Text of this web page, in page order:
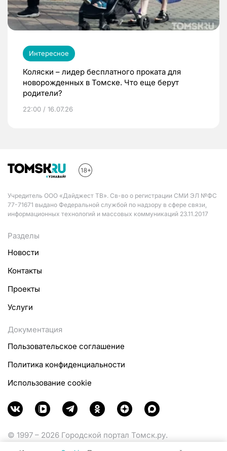
Интересное
Коляски – лидер бесплатного проката для
новорожденных в Томске. Что еще берут
родители?
22:00 / 16.07.26
Учредитель ООО «Дайджест ТВ». Св-во о регистрации СМИ ЭЛ №ФС
77-71671 выдано Федеральной службой по надзору в сфере связи,
информационных технологий и массовых коммуникаций 23.11.2017
Разделы
Новости
Контакты
Проекты
Услуги
Документация
Пользовательское соглашение
Политика конфиденциальности
Использование cookie
© 1997 – 2026 Городской портал Томск.ру.